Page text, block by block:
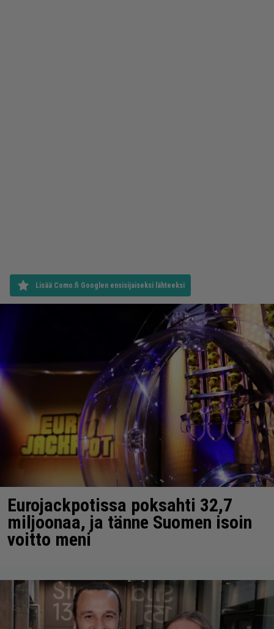
Lisää Como.fi Googlen ensisijaiseksi lähteeksi
Eurojackpotissa poksahti 32,7
miljoonaa, ja tänne Suomen isoin
voitto meni